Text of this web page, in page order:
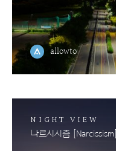
allowto
NIGHT VIEW
나르시시즘 [Narcissism]